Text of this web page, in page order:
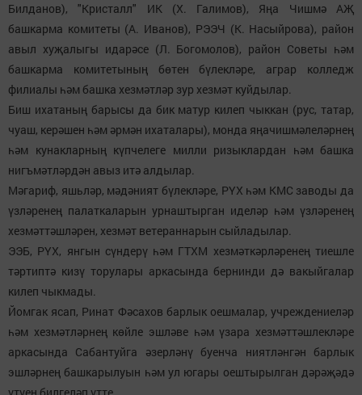
Билданов), "Кристалл" ИК (Х. Галимов), Яңа Чишмә АҖ
башкарма комитеты (А. Иванов), РЭЭЧ (К. Насыйрова), район
авыл хуҗалыгы идарәсе (Л. Богомолов), район Советы һәм
башкарма комитетының бөтен бүлекләре, аграр колледж
филиалы һәм башка хезмәтләр зур хезмәт куйдылар.
Биш ихатаның барысы да бик матур килеп чыккан (рус, татар,
чуаш, керәшен һәм әрмән ихаталары), монда яңачишмәлеләрнең
һәм кунакларның күпчелеге милли ризыклардан һәм башка
нигъмәтләрдән авыз итә алдылар.
Мәгариф, яшьләр, мәдәният бүлекләре, РҮХ һәм КМС заводы да
үзләренең палаткаларын урнаштырган иделәр һәм үзләренең
хезмәттәшләрен, хезмәт ветераннарын сыйладылар.
ЭЭБ, РҮХ, янгын сүндерү һәм ГТХМ хезмәткәрләренең тиешле
тәртиптә кизү торулары аркасында бернинди дә вакыйгалар
килеп чыкмады.
Йомгак ясап, Ринат Фәсахов барлык оешмалар, учреждениеләр
һәм хезмәтләрнең көйле эшләве һәм үзара хезмәттәшлекләре
аркасында Сабантуйга әзерләнү буенча ниятләнгән барлык
эшләрнең башкарылуын һәм ул югары оештырылган дәрәҗәдә